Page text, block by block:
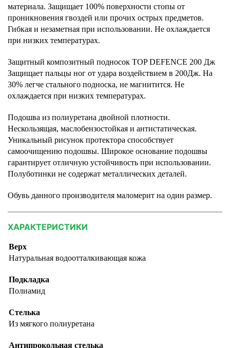
материала. Защищает 100% поверхности стопы от
проникновения гвоздей или прочих острых предметов.
Гибкая и незаметная при использовании. Не охлаждается
при низких температурах.
Защитный композитный подносок TOP DEFENCE 200 Дж
Защищает пальцы ног от удара воздействием в 200Дж. На
30% легче стального подноска, не магнитится. Не
охлаждается при низких температурах.
Подошва из полиуретана двойной плотности.
Нескользящая, маслобензостойкая и антистатическая.
Уникальный рисунок протектора способствует
самоочищению подошвы. Широкое основание подошвы
гарантирует отличную устойчивость при использовании.
Полуботинки не содержат металлических деталей.
Обувь данного производителя маломерит на один размер.
ХАРАКТЕРИСТИКИ
Верх
Натуральная водоотталкивающая кожа
Подкладка
Полиамид
Стелька
Из мягкого полиуретана
Антипрокольная стелька